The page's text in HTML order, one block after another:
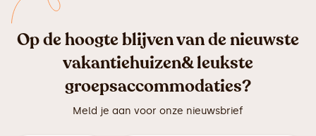
Op de hoogte blijven van de nieuwste
vakantiehuizen& leukste
groepsaccommodaties?
Meld je aan voor onze nieuwsbrief